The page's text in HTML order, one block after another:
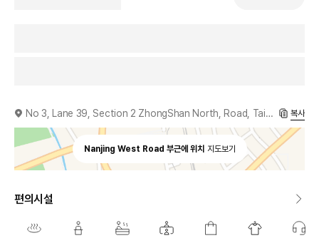
No 3, Lane 39, Section 2 ZhongShan North, Road, Taipei, 104, TW 복사
Nanjing West Road 부근에 위치 지도보기
편의시설